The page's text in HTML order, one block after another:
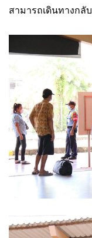
สามารถเดินทางกลั